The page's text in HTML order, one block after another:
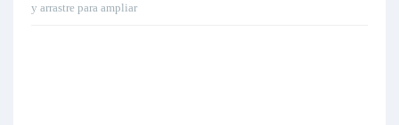
y arrastre para ampliar